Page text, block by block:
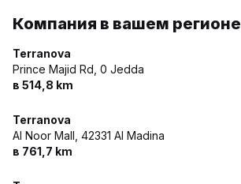
Компания в вашем регионе
Terranova
Prince Majid Rd, 0 Jedda
в 514,8 km
Terranova
Al Noor Mall, 42331 Al Madina
в 761,7 km